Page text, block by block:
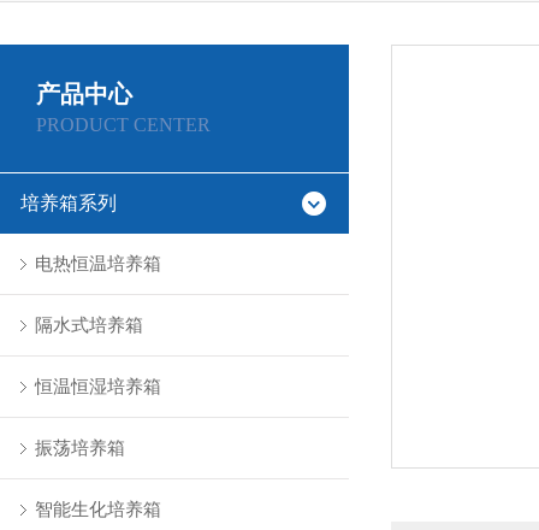
产品中心
PRODUCT CENTER
培养箱系列
电热恒温培养箱
隔水式培养箱
恒温恒湿培养箱
振荡培养箱
智能生化培养箱